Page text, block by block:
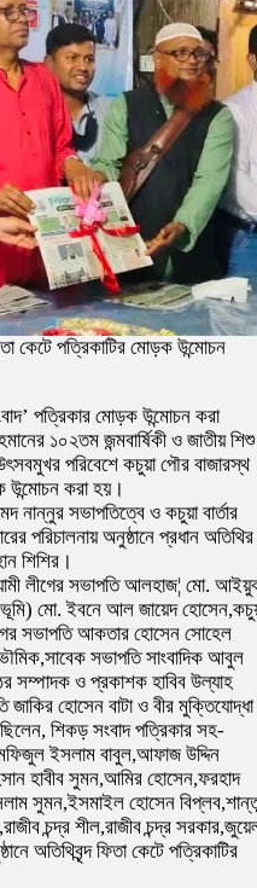
কেটে পত্রিকাটির মোড়ক উন্মোচন
পত্রিকার মোড়ক উন্মোচন করা
১০২তম জন্মবার্ষিকী ও জাতীয় শিশু
পরিবেশে কচুয়া পৌর বাজারস্থ
উন্মোচন করা হয়।
সভাপতিত্বে ও কচুয়া বার্তার
পরিচালনায় অনুষ্ঠানে প্রধান অতিথির
শিশির।
লীগের সভাপতি আলহাজ¦ মো.
মো. ইবনে আল জায়েদ
সভাপতি আকতার হোসেন সোহেল
সভাপতি সাংবাদিক আবুল
সম্পাদক ও প্রকাশক হাবিব উল্যাহ
জাকির হোসেন বাটা ও বীর মুক্তিযোদ্ধা
শিকড় সংবাদ পত্রিকার সহ-
মফিজুল ইসলাম বাবুল,আফাজ উদ্দিন
হাবীব সুমন,আমির হোসেন,ফরহাদ
সুমন,ইসমাইল হোসেন
চন্দ্র শীল,রাজীব চন্দ্র
অতিথিবৃন্দ ফিতা কেটে পত্রিকাটির